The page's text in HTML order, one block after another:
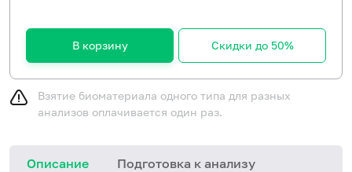
В корзину Скидки до 50%
Взятие биоматериала одного типа для разных
анализов оплачивается один раз.
Описание Подготовка к анализу